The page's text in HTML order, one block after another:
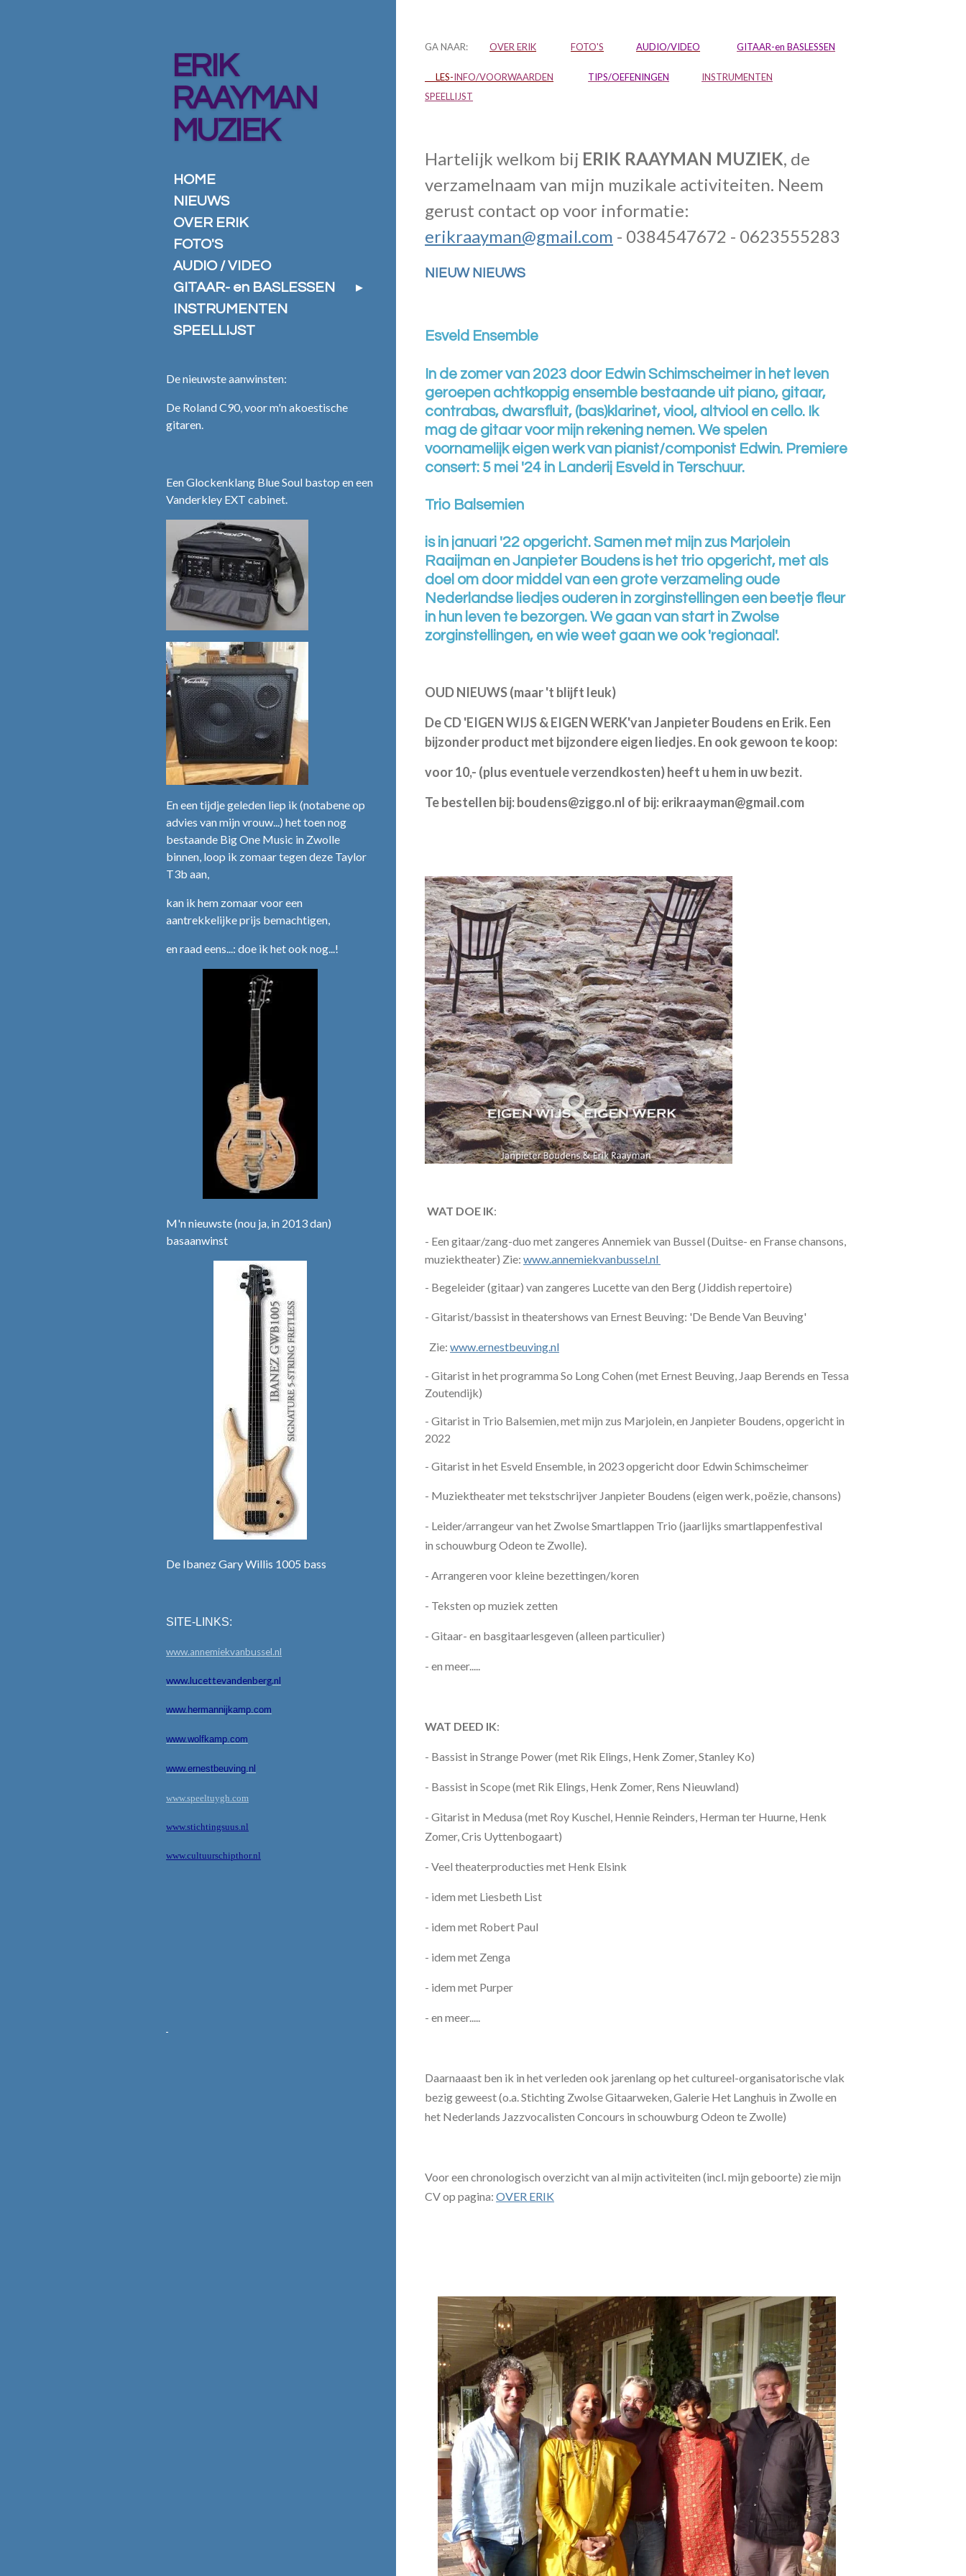
GA NAAR:OVER ERIK FOTO'S AUDIO/VIDEO GITAAR-en BASLESSEN
LES-INFO/VOORWAARDEN TIPS/OEFENINGEN
INSTRUMENTEN
SPEELLIJST
Hartelijkwelkom bij ERIK RAAYMAN MUZIEK, de
verzamelnaam van mijn muzikale activiteiten. Neem
gerust contact op voor informatie:
erikraayman@gmail.com - 0384547672 - 0623555283
NIEUW NIEUWS
Esveld Ensemble
In de zomer van 2023 door Edwin Schimscheimer in het leven
geroepen achtkoppig ensemble bestaande uit piano, gitaar,
contrabas, dwarsfluit, (bas)klarinet, viool, altviool en cello. Ik
mag de gitaar voor mijn rekening nemen. We spelen
voornamelijk eigen werk van pianist/componist Edwin. Premiere
consert: 5 mei '24 in Landerij Esveld in Terschuur.
Trio Balsemien
is in januari '22 opgericht. Samen met mijn zus Marjolein
Raaijman en Janpieter Boudens is het trio opgericht, met als
doel om door middel van een grote verzameling oude
Nederlandse liedjes ouderen in zorginstellingen een beetje fleur
in hun leven te bezorgen. We gaan van start in Zwolse
zorginstellingen, en wie weet gaan we ook 'regionaal'.
OUD NIEUWS (maar 't blijft leuk)
De CD 'EIGEN WIJS & EIGEN WERK'van Janpieter Boudens en Erik. Een
bijzonder product met bijzondere eigen liedjes. En ook gewoon te koop:
voor 10,- (plus eventuele verzendkosten) heeft u hem in uw bezit.
Te bestellen bij:boudens@ziggo.nl of bij:erikraayman@gmail.com
WAT DOE IK:
- Een gitaar/zang-duo met zangeres Annemiek van Bussel (Duitse- en Franse chansons,
muziektheater) Zie:www.annemiekvanbussel.nl
- Begeleider (gitaar) van zangeres Lucette van den Berg (Jiddish repertoire)
- Gitarist/bassist in theatershows van Ernest Beuving: 'De Bende Van Beuving'
Zie:www.ernestbeuving.nl
- Gitarist in het programma So Long Cohen (met Ernest Beuving, Jaap Berends en Tessa
Zoutendijk)
- Gitarist in Trio Balsemien, met mijn zus Marjolein, en Janpieter Boudens, opgericht in
2022
- Gitarist in het Esveld Ensemble, in 2023 opgericht door Edwin Schimscheimer
- Muziektheater met tekstschrijver Janpieter Boudens (eigen werk, poëzie, chansons)
- Leider/arrangeur van het Zwolse Smartlappen Trio (jaarlijks smartlappenfestival
in schouwburg Odeon te Zwolle).
- Arrangeren voor kleine bezettingen/koren
- Teksten op muziek zetten
- Gitaar- en basgitaarlesgeven (alleen particulier)
- en meer.....
WAT DEED IK:
- Bassist in Strange Power (met Rik Elings, Henk Zomer, Stanley Ko)
- Bassist in Scope (met Rik Elings, Henk Zomer, Rens Nieuwland)
- Gitarist in Medusa (met Roy Kuschel, Hennie Reinders, Herman ter Huurne, Henk
Zomer, Cris Uyttenbogaart)
- Veel theaterproducties met Henk Elsink
- idem met Liesbeth List
- idem met Robert Paul
- idem met Zenga
- idem met Purper
- en meer.....
Daarnaaast ben ik in het verleden ook jarenlang op het cultureel-organisatorische vlak
bezig geweest (o.a. Stichting Zwolse Gitaarweken, Galerie Het Langhuis in Zwolle en
het Nederlands Jazzvocalisten Concours in schouwburg Odeon te Zwolle)
Voor een chronologisch overzicht van al mijn activiteiten (incl. mijn geboorte) zie mijn
CV op pagina:OVER ERIK
ERIK
RAAYMAN
MUZIEK
HOME
NIEUWS
OVER ERIK
FOTO'S
AUDIO / VIDEO
GITAAR- en BASLESSEN
INSTRUMENTEN
SPEELLIJST
De nieuwste aanwinsten:
De Roland C90, voor m'n akoestische
gitaren.
Een Glockenklang Blue Soul bastop en een
Vanderkley EXT cabinet.
En een tijdje geleden liep ik (notabene op
advies van mijn vrouw...) het toen nog
bestaande Big One Music in Zwolle
binnen, loop ik zomaar tegen deze Taylor
T3b aan,
kan ik hem zomaar voor een
aantrekkelijke prijs bemachtigen,
en raad eens...: doe ik het ook nog...!
M'n nieuwste (nou ja, in 2013 dan)
basaanwinst
De Ibanez Gary Willis 1005 bass
SITE-LINKS:
www.annemiekvanbussel.nl
www.lucettevandenberg.nl
www.hermannijkamp.com
www.wolfkamp.com
www.ernestbeuving.nl
www.speeltuygh.com
www.stichtingsuus.nl
www.cultuurschipthor.nl